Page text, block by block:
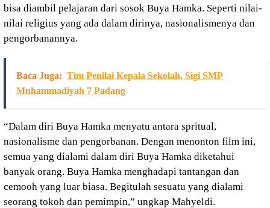
bisa diambil pelajaran dari sosok Buya Hamka. Seperti nilai-
nilai religius yang ada dalam dirinya, nasionalismenya dan
pengorbanannya.
Baca Juga: Tim Penilai Kepala Sekolah, Sigi SMP
Muhammadiyah 7 Padang
“Dalam diri Buya Hamka menyatu antara spritual,
nasionalisme dan pengorbanan. Dengan menonton film ini,
semua yang dialami dalam diri Buya Hamka diketahui
banyak orang. Buya Hamka menghadapi tantangan dan
cemooh yang luar biasa. Begitulah sesuatu yang dialami
seorang tokoh dan pemimpin,” ungkap Mahyeldi.